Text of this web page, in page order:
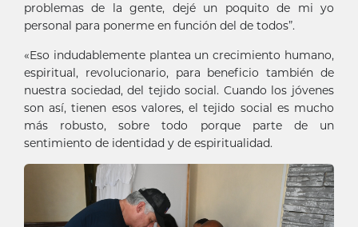
problemas de la gente, dejé un poquito de mi yo
personal para ponerme en función del de todos”.
«Eso indudablemente plantea un crecimiento humano,
espiritual, revolucionario, para beneficio también de
nuestra sociedad, del tejido social. Cuando los jóvenes
son así, tienen esos valores, el tejido social es mucho
más robusto, sobre todo porque parte de un
sentimiento de identidad y de espiritualidad.